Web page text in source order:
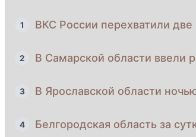
1 ВКС России перехватили
2 В Самарской области ввели
3 В Ярославской области
4 Белгородская область за